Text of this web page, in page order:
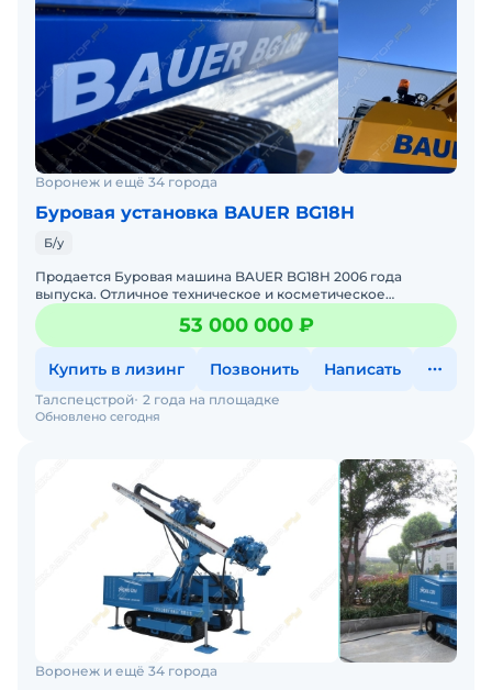
Воронеж и ещё 34 города
Буровая установка BAUER BG18H
Б/у
Продается Буровая машина BAUER BG18H 2006 года
выпуска. Отличное техническое и косметическое
состояния, готов к эксплуатации. Все ТО проводились
согласно реглам
53 000 000 ₽
Купить в лизинг Позвонить Написать
Обновлено сегодня
Талспецстрой 2 года на площадке
Воронеж и ещё 34 города